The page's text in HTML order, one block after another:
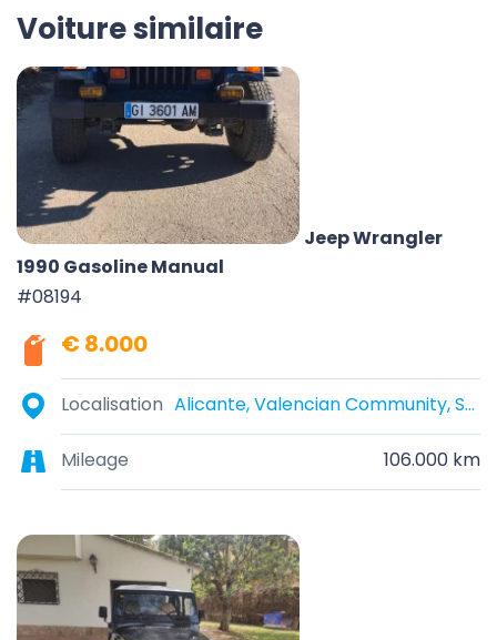
Voiture similaire
Jeep Wrangler
1990 Gasoline Manual
#08194
€ 8.000
Localisation Alicante, Valencian Community, Spain
Mileage 106.000 km